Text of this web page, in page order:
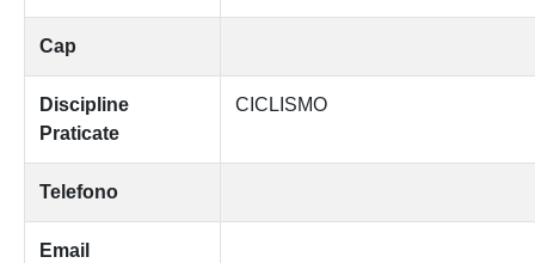
Cap
Discipline
Praticate
CICLISMO
Telefono
Email